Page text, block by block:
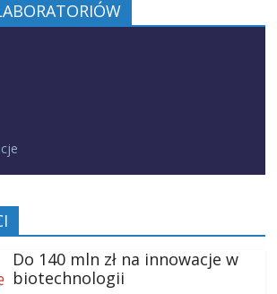
Do 140 mln zł na innowacje w
biotechnologii